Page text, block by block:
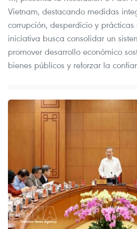
Vietnam, destacando medidas
corrupción, desperdicio y prácticas
iniciativa busca consolidar un
promover desarrollo económico
bienes públicos y reforzar la